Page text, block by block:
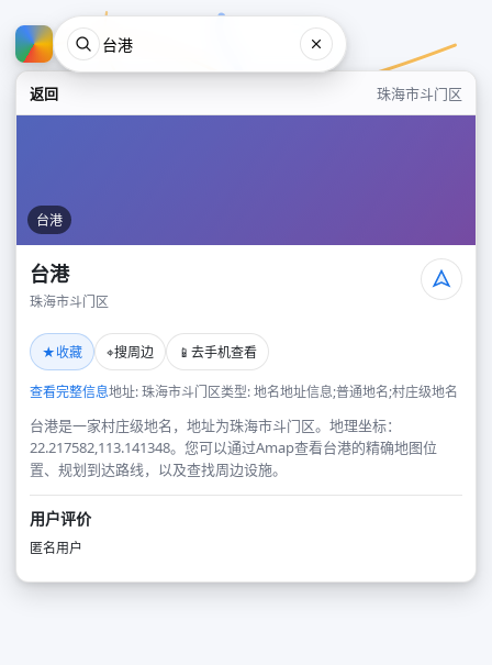
返回 珠海市斗门区
台港
台港
珠海市斗门区
★收藏 ⌖搜周边 📱 去手机查看
查看完整信息地址: 珠海市斗门区类型: 地名地址信息;普通地名;村庄级地名
台港是一家村庄级地名，地址为珠海市斗门区。地理坐标：
22.217582,113.141348。您可以通过Amap查看台港的精确地图位
置、规划到达路线，以及查找周边设施。
用户评价
匿名用户